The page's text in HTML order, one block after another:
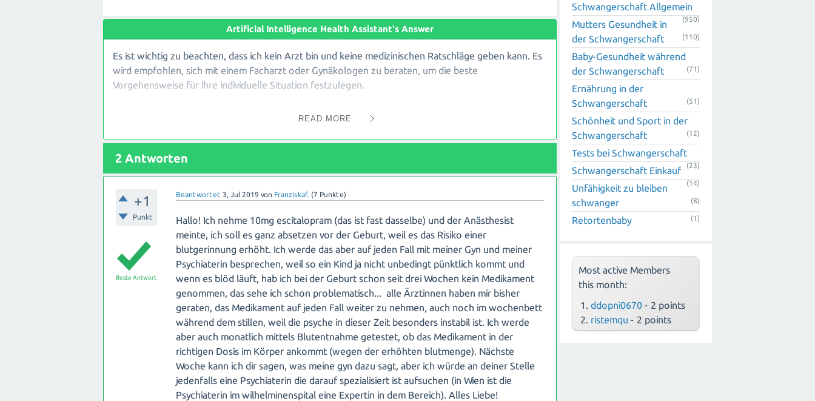
Artificial Intelligence Health Assistant's Answer
Es ist wichtig zu beachten, dass ich kein Arzt bin und keine medizinischen Ratschläge geben kann. Es
wird empfohlen, sich mit einem Facharzt oder Gynäkologen zu beraten, um die beste
Vorgehensweise für Ihre individuelle Situation festzulegen.
Citalopram gehört zur Gruppe der selektiven Serotonin-Wiederaufnahmehemmer (SSRIs) und wird
Schwangerschaft planen, sollten Sie dies unbedingt mit Ihrem Arzt besprechen, da die Einnahme von
Medikamenten während der Schwangerschaft sorgfältig abgewogen werden muss.
Einige Studien deuten darauf hin, dass SSRIs das Risiko für bestimmte Komplikationen erhöhen
könnten, wie z.B. Frühgeburten oder Entwicklungsstörungen beim Neugeborenen. Jedoch ist jedes
Individuum unterschiedlich und es gibt auch Frauen, die Citalopram während ihrer Schwangerschaft
eingenommen haben und bei denen alles gut verlaufen ist.
Ihr Arzt wird Ihre individuelle Situation bewerten und Ihnen die besten Ratschläge geben können. Es
kann sein, dass eine Reduzierung der Dosis vor der Geburt empfohlen wird, um das Risiko für das
Baby zu minimieren. Es ist wichtig, dass Sie sich an die Anweisungen Ihres Arztes halten und
regelmäßige Kontrolluntersuchungen durchführen lassen.
Es ist auch wichtig zu beachten, dass es nach der Geburt zu Entzugssymptomen beim Neugeborenen
kommen kann, wenn die Mutter während der Schwangerschaft SSRIs eingenommen hat. Diese
Symptome können vorübergehend sein und normalerweise keine langfristigen Auswirkungen haben.
Ihr Arzt wird Sie über mögliche Symptome informieren und gegebenenfalls Maßnahmen ergreifen,
READ MORE
2 Antworten
+1
Punkt
Beantwortet 3, Jul 2019 von Franziskaf. (7 Punkte)
Beste Antwort
Hallo! Ich nehme 10mg escitalopram (das ist fast dasselbe) und der Anästhesist
meinte, ich soll es ganz absetzen vor der Geburt, weil es das Risiko einer
blutgerinnung erhöht. Ich werde das aber auf jeden Fall mit meiner Gyn und meiner
Psychiaterin besprechen, weil so ein Kind ja nicht unbedingt pünktlich kommt und
wenn es blöd läuft, hab ich bei der Geburt schon seit drei Wochen kein Medikament
genommen, das sehe ich schon problematisch... alle Ärztinnen haben mir bisher
geraten, das Medikament auf jeden Fall weiter zu nehmen, auch noch im wochenbett
während dem stillen, weil die psyche in dieser Zeit besonders instabil ist. Ich werde
aber auch monatlich mittels Blutentnahme getestet, ob das Medikament in der
richtigen Dosis im Körper ankommt (wegen der erhöhten blutmenge). Nächste
Woche kann ich dir sagen, was meine gyn dazu sagt, aber ich würde an deiner Stelle
jedenfalls eine Psychiaterin die darauf spezialisiert ist aufsuchen (in Wien ist die
Psychiaterin im wilhelminenspital eine Expertin in dem Bereich). Alles Liebe!
Schwangerschaft Allgemein
(950)
Mutters Gesundheit in
der Schwangerschaft
(110)
Baby-Gesundheit während
der Schwangerschaft
(71)
Ernährung in der
Schwangerschaft
(51)
Schönheit und Sport in der
Schwangerschaft
(12)
Tests bei Schwangerschaft
(23)
Schwangerschaft Einkauf
(14)
Unfähigkeit zu bleiben
schwanger
(8)
Retortenbaby (1)
Most active Members
this month:
ddopni0670 - 2 points
ristemqu - 2 points